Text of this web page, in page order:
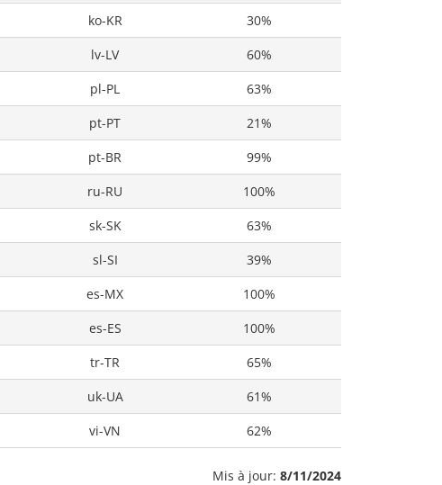
ko-KR
30%
lv-LV
60%
pl-PL
63%
pt-PT
21%
pt-BR
99%
ru-RU
100%
sk-SK
63%
sl-SI
39%
es-MX
100%
es-ES
100%
tr-TR
65%
uk-UA
61%
vi-VN 62%
Mis à jour: 8/11/2024